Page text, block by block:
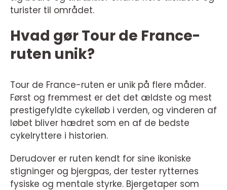
turister til området.
Hvad gør Tour de France-
ruten unik?
Tour de France-ruten er unik på flere måder.
Først og fremmest er det det ældste og mest
prestigefyldte cykelløb i verden, og vinderen af
løbet bliver hædret som en af de bedste
cykelryttere i historien.
Derudover er ruten kendt for sine ikoniske
stigninger og bjergpas, der tester rytternes
fysiske og mentale styrke. Bjergetaper som